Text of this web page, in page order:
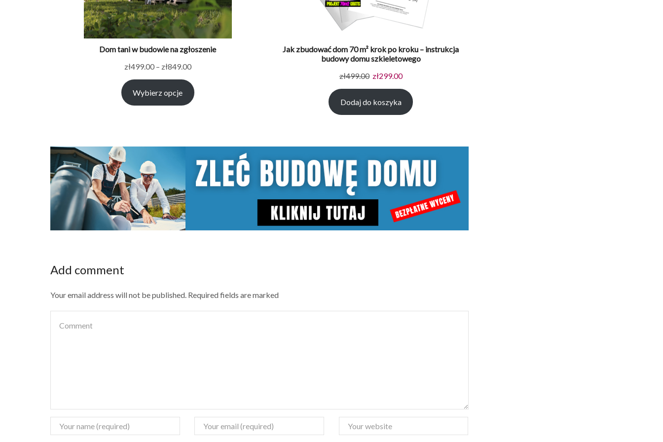
Dom tani w budowie na zgłoszenie
zł499.00 – zł849.00Zakres
od
Wybierz opcje
Jak zbudować dom 70 m² krok po kroku – instrukcja
budowy domu szkieletowego
zł499.00 Pierwotna
cena
wynosiła:
zł499.00.
zł299.00Aktualna
cena
wynosi:
zł299.00.
Dodaj do koszyka
Add comment
Your email address will not be published. Required fields are marked